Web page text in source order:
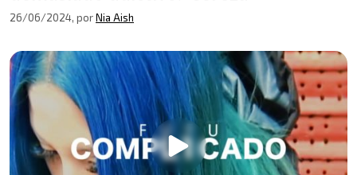
26/06/2024, porNia Aish